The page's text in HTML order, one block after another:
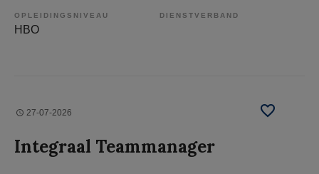
OPLEIDINGSNIVEAU
HBO
DIENSTVERBAND
27-07-2026
Integraal Teammanager